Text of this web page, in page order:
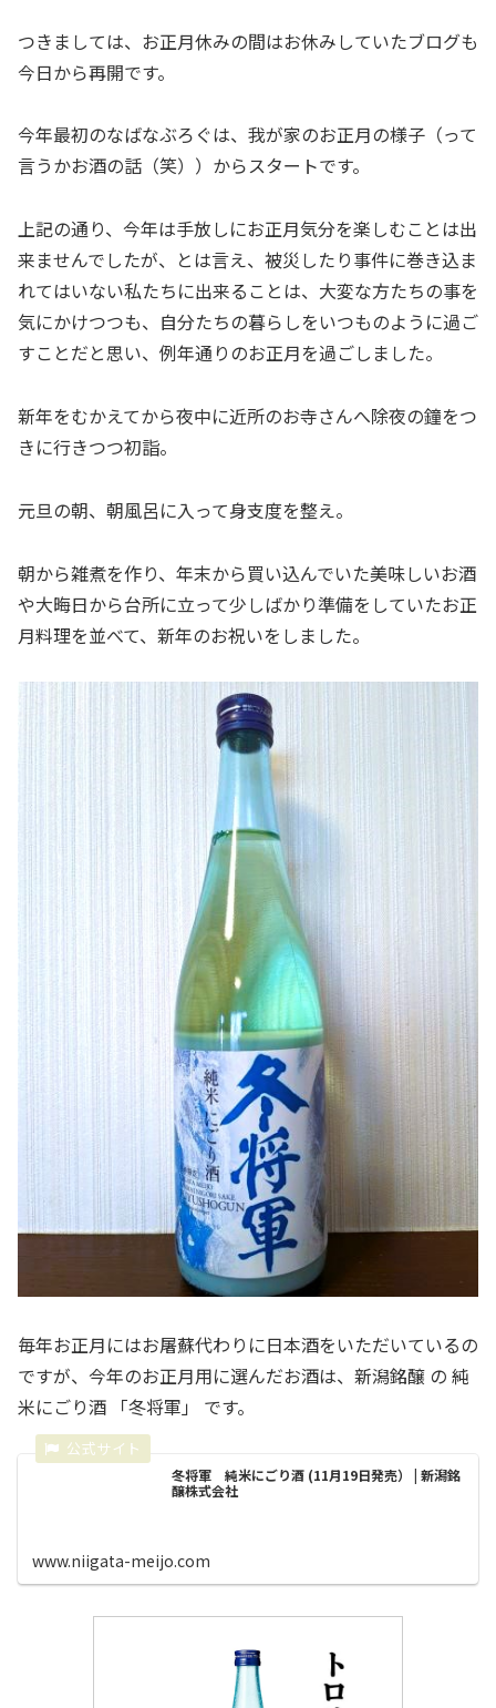
つきましては、お正月休みの間はお休みしていたブログも
今日から再開です。
今年最初のなばなぶろぐは、我が家のお正月の様子（って
言うかお酒の話（笑））からスタートです。
上記の通り、今年は手放しにお正月気分を楽しむことは出
来ませんでしたが、とは言え、被災したり事件に巻き込ま
れてはいない私たちに出来ることは、大変な方たちの事を
気にかけつつも、自分たちの暮らしをいつものように過ご
すことだと思い、例年通りのお正月を過ごしました。
新年をむかえてから夜中に近所のお寺さんへ除夜の鐘をつ
きに行きつつ初詣。
元旦の朝、朝風呂に入って身支度を整え。
朝から雑煮を作り、年末から買い込んでいた美味しいお酒
や大晦日から台所に立って少しばかり準備をしていたお正
月料理を並べて、新年のお祝いをしました。
毎年お正月にはお屠蘇代わりに日本酒をいただいているの
ですが、今年のお正月用に選んだお酒は、新潟銘醸 の 純
米にごり酒 「冬将軍」 です。
冬将軍 純米にごり酒 (11月19日発売） | 新潟銘
醸株式会社
www.niigata-meijo.com